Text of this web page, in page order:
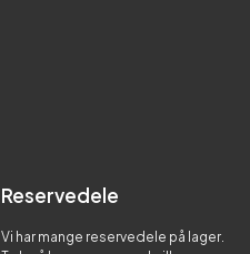
Reservedele
Vi har mange reservedele på lager.